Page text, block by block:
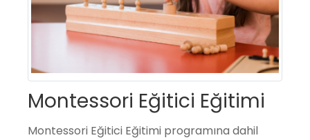
Montessori Eğitici Eğitimi
Montessori Eğitici Eğitimi programına dahil